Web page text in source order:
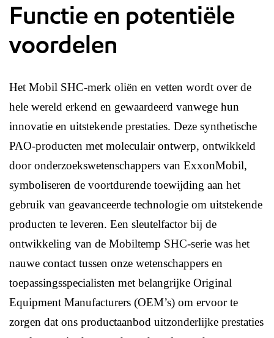
Functie en potentiële
voordelen
Het Mobil SHC-merk oliën en vetten wordt over de
hele wereld erkend en gewaardeerd vanwege hun
innovatie en uitstekende prestaties. Deze synthetische
PAO-producten met moleculair ontwerp, ontwikkeld
door onderzoekswetenschappers van ExxonMobil,
symboliseren de voortdurende toewijding aan het
gebruik van geavanceerde technologie om uitstekende
producten te leveren. Een sleutelfactor bij de
ontwikkeling van de Mobiltemp SHC-serie was het
nauwe contact tussen onze wetenschappers en
toepassingsspecialisten met belangrijke Original
Equipment Manufacturers (OEM’s) om ervoor te
zorgen dat ons productaanbod uitzonderlijke prestaties